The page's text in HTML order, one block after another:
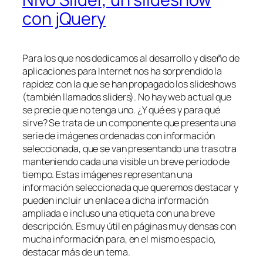
con jQuery
Para los que nos dedicamos al desarrollo y diseño de
aplicaciones para Internet nos ha sorprendido la
rapidez con la que se han propagado los slideshows
(también llamados sliders). No hay web actual que
se precie que no tenga uno. ¿Y qué es y para qué
sirve? Se trata de un componente que presenta una
serie de imágenes ordenadas con información
seleccionada, que se van presentando una tras otra
manteniendo cada una visible un breve periodo de
tiempo. Estas imágenes representan una
información seleccionada que queremos destacar y
pueden incluir un enlace a dicha información
ampliada e incluso una etiqueta con una breve
descripción. Es muy útil en páginas muy densas con
mucha información para, en el mismo espacio,
destacar más de un tema.